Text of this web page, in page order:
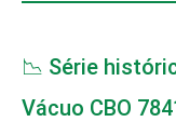
📉 Série
Vácuo CBO